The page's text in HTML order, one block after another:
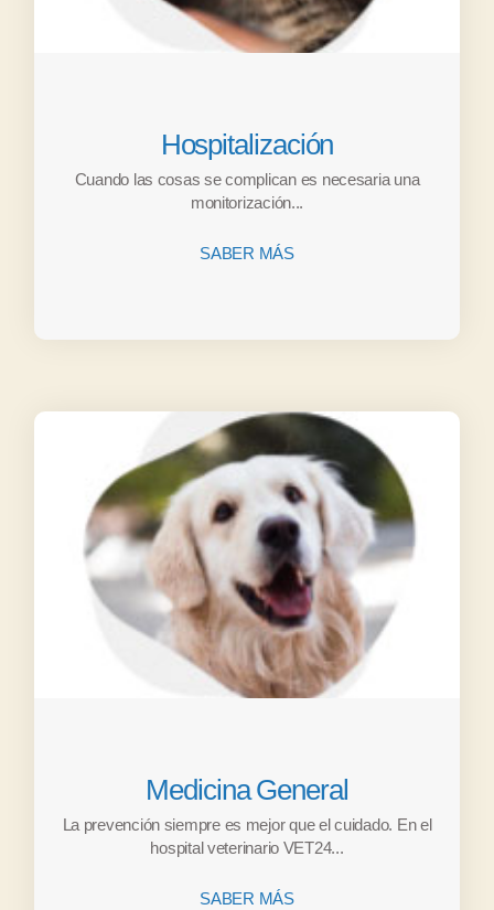
Medicina General
La prevención siempre es mejor que el cuidado. En el
hospital veterinario VET24...
SABER MÁS
Hospitalización
Cuando las cosas se complican es necesaria una
monitorización...
SABER MÁS